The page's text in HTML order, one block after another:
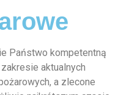
Państwo kompetentną
aktualnych
a zlecone